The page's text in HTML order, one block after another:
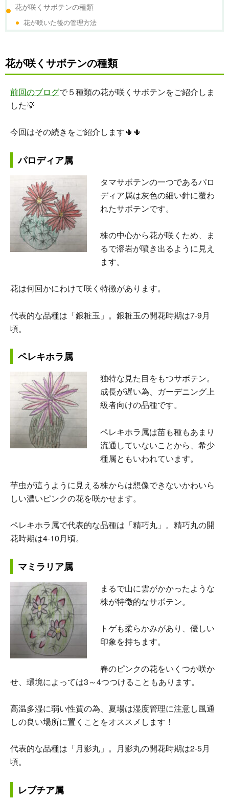
花が咲くサボテンの種類
花が咲いた後の管理方法
花が咲くサボテンの種類
前回のブログで５種類の花が咲くサボテンをご紹介しま
した💡
今回はその続きをご紹介します🌵🌵
パロディア属
タマサボテンの一つであるパロ
ディア属は灰色の細い針に覆わ
れたサボテンです。
株の中心から花が咲くため、ま
るで溶岩が噴き出るように見え
ます。
花は何回かにわけて咲く特徴があります。
代表的な品種は「銀粧玉」。銀粧玉の開花時期は7-9月
頃。
ペレキホラ属
独特な見た目をもつサボテン。
成長が遅い為、ガーデニング上
級者向けの品種です。
ペレキホラ属は苗も種もあまり
流通していないことから、希少
種属ともいわれています。
芋虫が這うように見える株からは想像できないかわいら
しい濃いピンクの花を咲かせます。
ペレキホラ属で代表的な品種は「精巧丸」。精巧丸の開
花時期は4-10月頃。
マミラリア属
まるで山に雲がかかったような
株が特徴的なサボテン。
トゲも柔らかみがあり、優しい
印象を持ちます。
春のピンクの花をいくつか咲か
せ、環境によっては3～4つつけることもあります。
高温多湿に弱い性質の為、夏場は湿度管理に注意し風通
しの良い場所に置くことをオススメします！
代表的な品種は「月影丸」。月影丸の開花時期は2-5月
頃。
レブチア属